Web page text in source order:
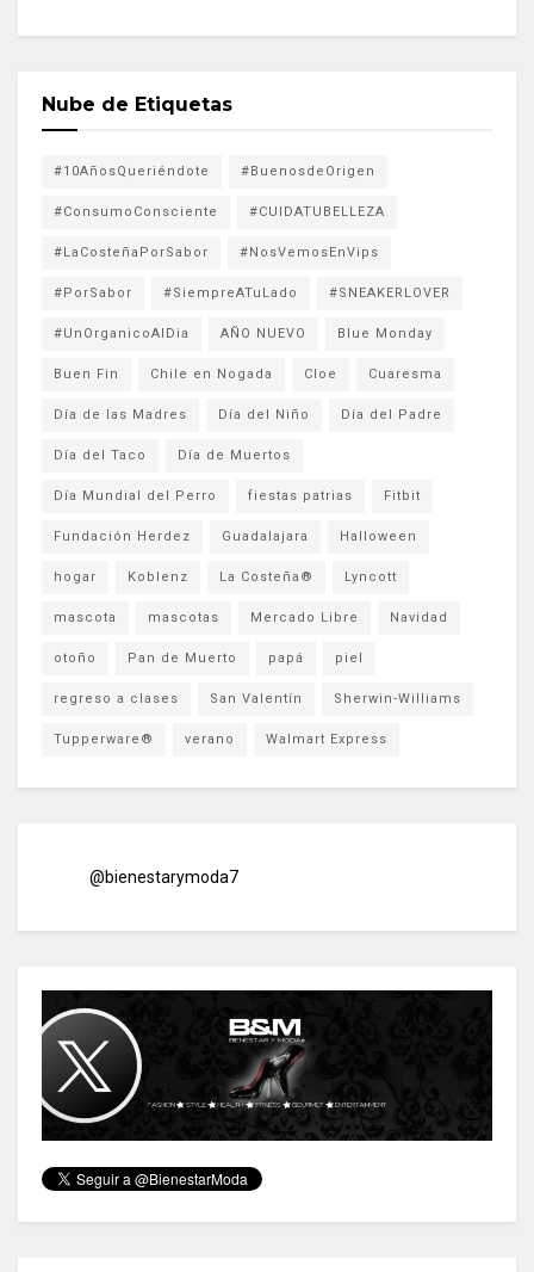
Nube de Etiquetas
#10AñosQueriéndote #BuenosdeOrigen
#ConsumoConsciente #CUIDATUBELLEZA
#LaCosteñaPorSabor #NosVemosEnVips
#PorSabor #SiempreATuLado #SNEAKERLOVER
#UnOrganicoAlDia AÑO NUEVO Blue Monday
Buen Fin Chile en Nogada Cloe Cuaresma
Día de las Madres Día del Niño Día del Padre
Día del Taco Día de Muertos
Día Mundial del Perro fiestas patrias Fitbit
Fundación Herdez Guadalajara Halloween
hogar Koblenz La Costeña® Lyncott
mascota mascotas Mercado Libre Navidad
otoño Pan de Muerto papá piel
regreso a clases San Valentín Sherwin-Williams
Tupperware® verano Walmart Express
@bienestarymoda7